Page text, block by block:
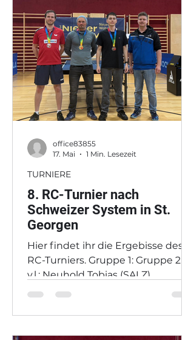
Bundesländerbewerb jeweils den
2. Platz. Geehrt wurden J.
Rzihauschek, S. Acimovic, M.
Matschitsch u. S. Weinzierl in der
männlichen sowie S. Pichler, J. Dür
und M. Matschitsch in der
weiblichen Jugend. Und
8. RC-Turnier nach
Schweizer System in St.
Georgen
Hier findet ihr die Ergebisse des 8.
RC-Turniers. Gruppe 1: Gruppe 2:
v.l.: Neuhold Tobias (SALZ),
Gaußner David (SALZ), Windisch
Stefan v.l.: Rieser Josef (JOHA),
Bruckenberger Michael (ABER),
TURNIERE
office83855
17. Mai
1 Min. Lesezeit